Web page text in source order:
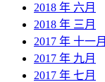
2018 年 六月
2018 年 三月
2017 年 十一月
2017 年 九月
2017 年 七月